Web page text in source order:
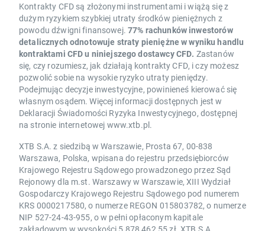
Kontrakty CFD są złożonymi instrumentami i wiążą się z
dużym ryzykiem szybkiej utraty środków pieniężnych z
powodu dźwigni finansowej. 77% rachunków inwestorów
detalicznych odnotowuje straty pieniężne w wyniku handlu
kontraktami CFD u niniejszego dostawcy CFD. Zastanów
się, czy rozumiesz, jak działają kontrakty CFD, i czy możesz
pozwolić sobie na wysokie ryzyko utraty pieniędzy.
Podejmując decyzje inwestycyjne, powinieneś kierować się
własnym osądem. Więcej informacji dostępnych jest w
Deklaracji Świadomości Ryzyka Inwestycyjnego, dostępnej
na stronie internetowej www.xtb.pl.
XTB S.A. z siedzibą w Warszawie, Prosta 67, 00-838
Warszawa, Polska, wpisana do rejestru przedsiębiorców
Krajowego Rejestru Sądowego prowadzonego przez Sąd
Rejonowy dla m.st. Warszawy w Warszawie, XIII Wydział
Gospodarczy Krajowego Rejestru Sądowego pod numerem
KRS 0000217580, o numerze REGON 015803782, o numerze
NIP 527-24-43-955, o w pełni opłaconym kapitale